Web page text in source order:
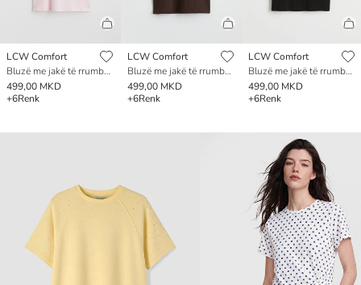
LCW Comfort
Bluzë me jakë të rrumbullakët me detaje të qëndisura
499,00 MKD
+6Renk
LCW Comfort
Bluzë me jakë të rrumbullakët me detaje të qëndisura
499,00 MKD
+6Renk
LCW Comfort
Bluzë me jakë të rrumbullakët me detaje të qëndisura
499,00 MKD
+6Renk